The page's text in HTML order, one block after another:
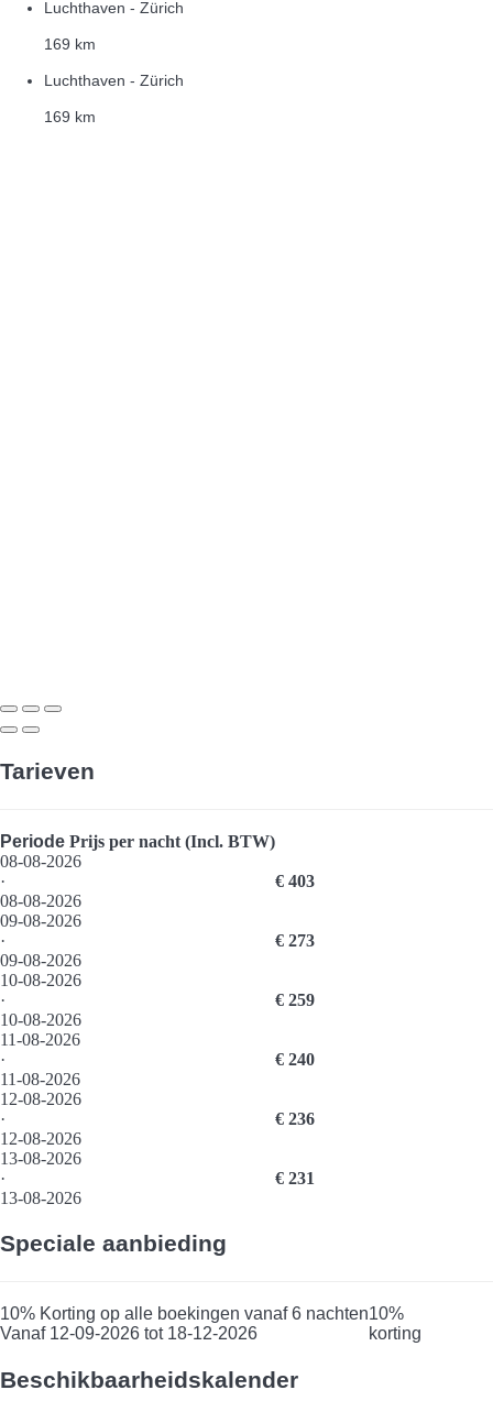
Luchthaven - Zürich
169 km
Luchthaven - Zürich
169 km
Tarieven
Periode Prijs per nacht (Incl. BTW)
08-08-2026
·
08-08-2026
€ 403
09-08-2026
·
09-08-2026
€ 273
10-08-2026
·
10-08-2026
€ 259
11-08-2026
·
11-08-2026
€ 240
12-08-2026
·
12-08-2026
€ 236
13-08-2026
·
13-08-2026
€ 231
Speciale aanbieding
10% Korting op alle boekingen vanaf 6 nachten
Vanaf 12-09-2026 tot 18-12-2026
10%
korting
Beschikbaarheidskalender